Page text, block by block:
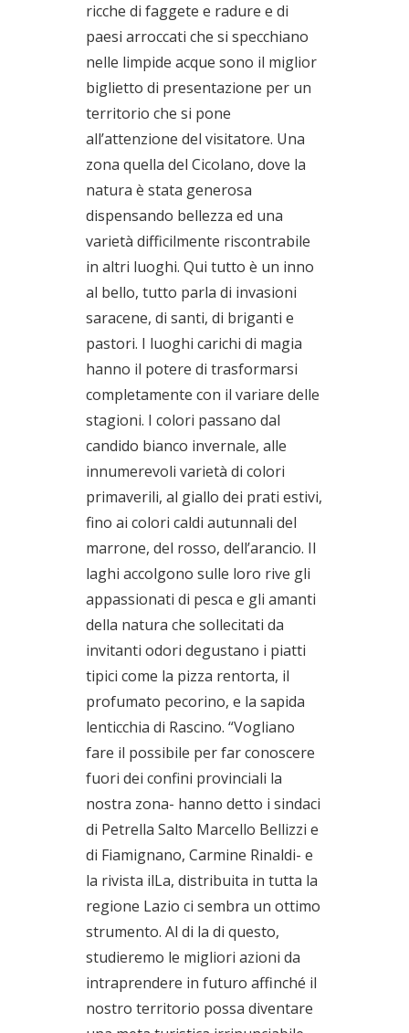
ricche di faggete e radure e di
paesi arroccati che si specchiano
nelle limpide acque sono il miglior
biglietto di presentazione per un
territorio che si pone
all’attenzione del visitatore. Una
zona quella del Cicolano, dove la
natura è stata generosa
dispensando bellezza ed una
varietà difficilmente riscontrabile
in altri luoghi. Qui tutto è un inno
al bello, tutto parla di invasioni
saracene, di santi, di briganti e
pastori. I luoghi carichi di magia
hanno il potere di trasformarsi
completamente con il variare delle
stagioni. I colori passano dal
candido bianco invernale, alle
innumerevoli varietà di colori
primaverili, al giallo dei prati estivi,
fino ai colori caldi autunnali del
marrone, del rosso, dell’arancio. Il
laghi accolgono sulle loro rive gli
appassionati di pesca e gli amanti
della natura che sollecitati da
invitanti odori degustano i piatti
tipici come la pizza rentorta, il
profumato pecorino, e la sapida
lenticchia di Rascino. “Vogliano
fare il possibile per far conoscere
fuori dei confini provinciali la
nostra zona- hanno detto i sindaci
di Petrella Salto Marcello Bellizzi e
di Fiamignano, Carmine Rinaldi- e
la rivista ilLa, distribuita in tutta la
regione Lazio ci sembra un ottimo
strumento. Al di la di questo,
studieremo le migliori azioni da
intraprendere in futuro affinché il
nostro territorio possa diventare